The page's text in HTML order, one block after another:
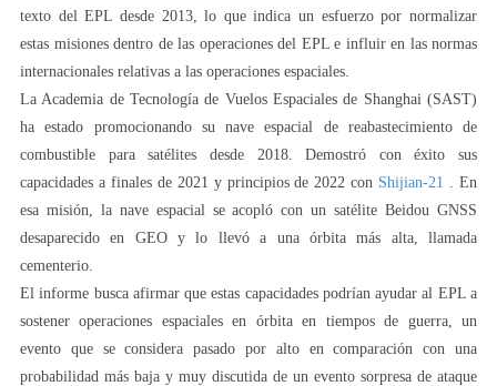
texto del EPL desde 2013, lo que indica un esfuerzo por normalizar
estas misiones dentro de las operaciones del EPL e influir en las normas
internacionales relativas a las operaciones espaciales.
La Academia de Tecnología de Vuelos Espaciales de Shanghai (SAST)
ha estado promocionando su nave espacial de reabastecimiento de
combustible para satélites desde 2018. Demostró con éxito sus
capacidades a finales de 2021 y principios de 2022 con Shijian-21
. En
esa misión, la nave espacial se acopló con un satélite Beidou GNSS
desaparecido en GEO y lo llevó a una órbita más alta, llamada
cementerio.
El informe busca afirmar que estas capacidades podrían ayudar al EPL a
sostener operaciones espaciales en órbita en tiempos de guerra, un
evento que se considera pasado por alto en comparación con una
probabilidad más baja y muy discutida de un evento sorpresa de ataque